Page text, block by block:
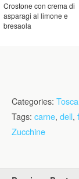
Crostone con crema di
asparagi al limone e
bresaola
Categories:
Tags: carne, dell,
Zucchine